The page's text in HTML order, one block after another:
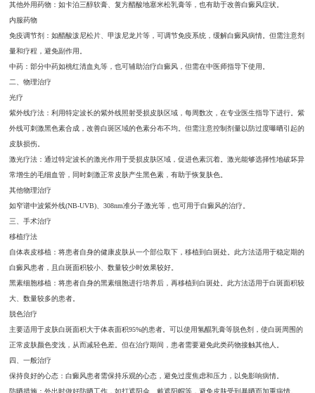
其他外用药物：如卡泊三醇软膏、复方醋酸地塞米松乳膏等，也有助于改善白癜风症状。
内服药物
免疫调节剂：如醋酸泼尼松片、甲泼尼龙片等，可调节免疫系统，缓解白癜风病情。但需注意剂
量和疗程，避免副作用。
中药：部分中药如桃红清血丸等，也可辅助治疗白癜风，但需在中医师指导下使用。
二、物理治疗
光疗
紫外线疗法：利用特定波长的紫外线照射受损皮肤区域，每周数次，在专业医生指导下进行。紫
外线可刺激黑色素合成，改善白斑区域的色素分布不均。但需注意控制剂量以防过度曝晒引起的
皮肤损伤。
激光疗法：通过特定波长的激光作用于受损皮肤区域，促进色素沉着。激光能够选择性地破坏异
常增生的毛细血管，同时刺激正常皮肤产生黑色素，有助于恢复肤色。
其他物理治疗
如窄谱中波紫外线(NB-UVB)、308nm准分子激光等，也可用于白癜风的治疗。
三、手术治疗
移植疗法
自体表皮移植：将患者自身的健康皮肤从一个部位取下，移植到白斑处。此方法适用于稳定期的
白癜风患者，且白斑面积较小、数量较少时效果较好。
黑素细胞移植：将患者自身的黑素细胞进行培养后，再移植到白斑处。此方法适用于白斑面积较
大、数量较多的患者。
脱色治疗
主要适用于皮肤白斑面积大于体表面积95%的患者。可以使用氢醌乳膏等脱色剂，使白斑周围的
正常皮肤颜色变浅，从而减轻色差。但在治疗期间，患者需要避免此类药物接触其他人。
四、一般治疗
保持良好的心态：白癜风患者需保持乐观的心态，避免过度焦虑和压力，以免影响病情。